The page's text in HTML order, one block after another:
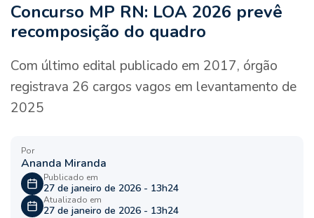
Concurso MP RN: LOA 2026 prevê
recomposição do quadro
Com último edital publicado em 2017, órgão
registrava 26 cargos vagos em levantamento de
2025
Por
Ananda Miranda
Publicado em
27 de janeiro de 2026 - 13h24
Atualizado em
27 de janeiro de 2026 - 13h24